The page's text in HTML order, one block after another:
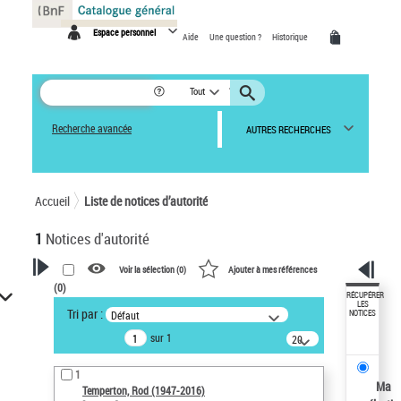
Espace personnel Aide Une question ? Historique
Tout
Recherche avancée AUTRES RECHERCHES
Accueil Liste de notices d’autorité
1 Notices d'autorité
VOTRE RECHERCHE
Recherche avancée dans les
notices d’autorité
Œuvres liées à l'auteur :
Temperton, Rod (1947-2016)
Voir la sélection (0) Ajouter à mes références
(0)
Tri par : Défaut
sur 1
20
résultats/page
1
Temperton, Rod (1947-2016)
RÉCUPÉRER
LES
NOTICES
Ma
Panneau de gestion des cookies